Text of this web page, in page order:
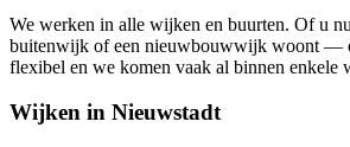
We werken in alle wijken en buurten. Of u
buitenwijk of een nieuwbouwwijk woont —
flexibel en we komen vaak al binnen enkele
Wijken in Nieuwstadt